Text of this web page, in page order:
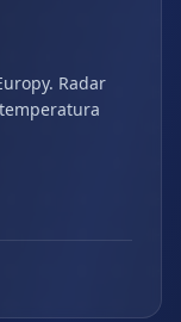
Radar